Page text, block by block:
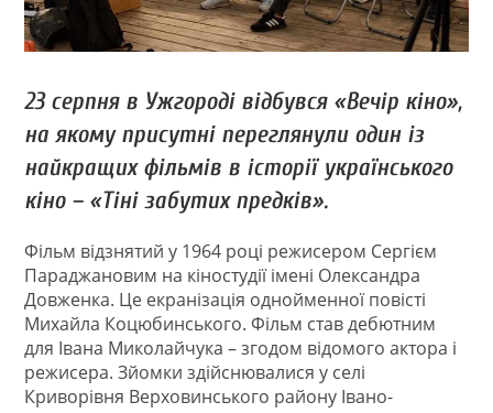
23 серпня в Ужгороді відбувся «Вечір кіно»,
на якому присутні переглянули один із
найкращих фільмів в історії українського
кіно – «Тіні забутих предків».
Фільм відзнятий у 1964 році режисером Сергієм
Параджановим на кіностудії імені Олександра
Довженка. Це екранізація однойменної повісті
Михайла Коцюбинського. Фільм став дебютним
для Івана Миколайчука – згодом відомого актора і
режисера. Зйомки здійснювалися у селі
Криворівня Верховинського району Івано-